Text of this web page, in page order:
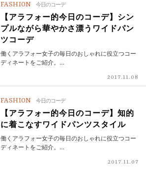
FASHION 今日のコーデ
【アラフォー的今日のコーデ】シン
プルながら華やかさ漂うワイドパン
ツコーデ
働くアラフォー女子の毎日のおしゃれに役立つコー
ディネートをご紹介。…
2017.11.08
FASHION 今日のコーデ
【アラフォー的今日のコーデ】知的
に着こなすワイドパンツスタイル
働くアラフォー女子の毎日のおしゃれに役立つコー
ディネートをご紹介。…
2017.11.07